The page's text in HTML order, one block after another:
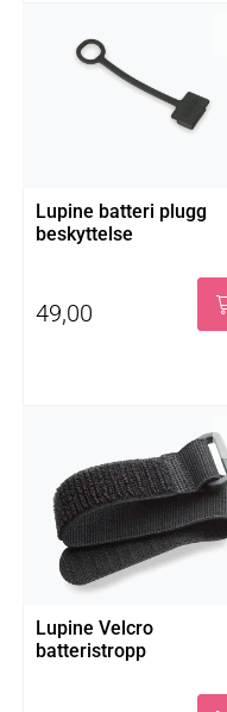
Lupine batteri plugg
beskyttelse
49,00
Lupine Velcro
batteristropp